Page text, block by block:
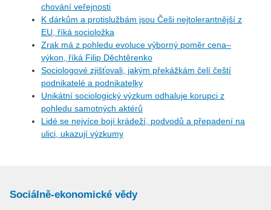
chování veřejnosti
K dárkům a protislužbám jsou Češi nejtolerantnější z
EU, říká socioložka
Zrak má z pohledu evoluce výborný poměr cena–
výkon, říká Filip Děchtěrenko
Sociologové zjišťovali, jakým překážkám čelí čeští
podnikatelé a podnikatelky
Unikátní sociologický výzkum odhaluje korupci z
pohledu samotných aktérů
Lidé se nejvíce bojí krádeží, podvodů a přepadení na
ulici, ukazují výzkumy
Sociálně-ekonomické vědy